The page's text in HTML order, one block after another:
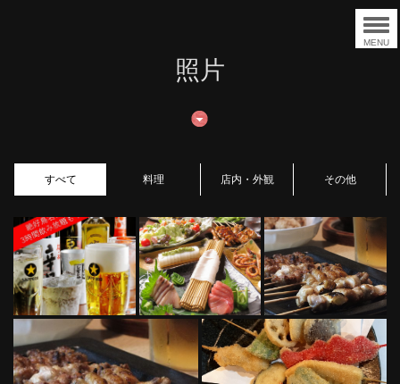
MENU
照片
すべて 料理 店内・外観 その他